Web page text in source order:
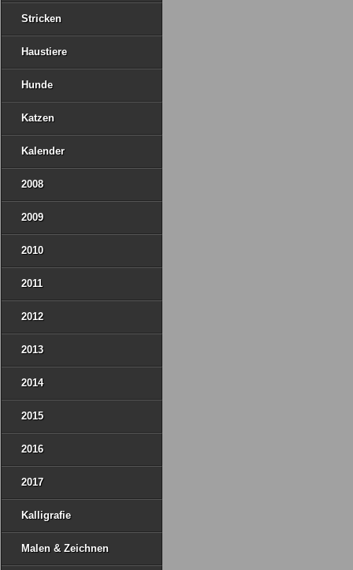
Stricken
Haustiere
Hunde
Katzen
Kalender
2008
2009
2010
2011
2012
2013
2014
2015
2016
2017
Kalligrafie
Malen & Zeichnen